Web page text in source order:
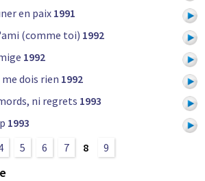
en paix 1991
(comme toi) 1992
1992
me dois rien 1992
ni regrets 1993
1993
5 6 7 8 9